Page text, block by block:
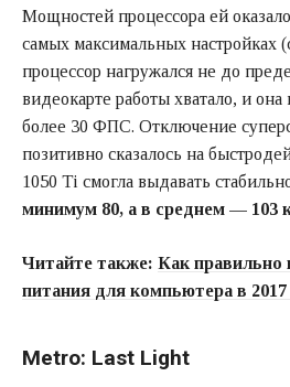
Мощностей процессора ей
самых максимальных настройках
процессор нагружался не до
видеокарте работы хватало, и
более 30 ФПС. Отключение
позитивно сказалось на
1050 Ti смогла выдавать
минимум 80, а в среднем — 103
Читайте также: Как правильно
питания для компьютера в 2017
Metro: Last Light